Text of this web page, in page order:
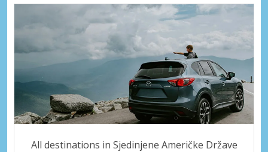
All destinations in Sjedinjene Američke Države